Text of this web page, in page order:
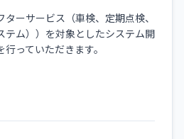
ターサービス（車検、定期点検、
テム））を対象としたシステム開
っていただきます。